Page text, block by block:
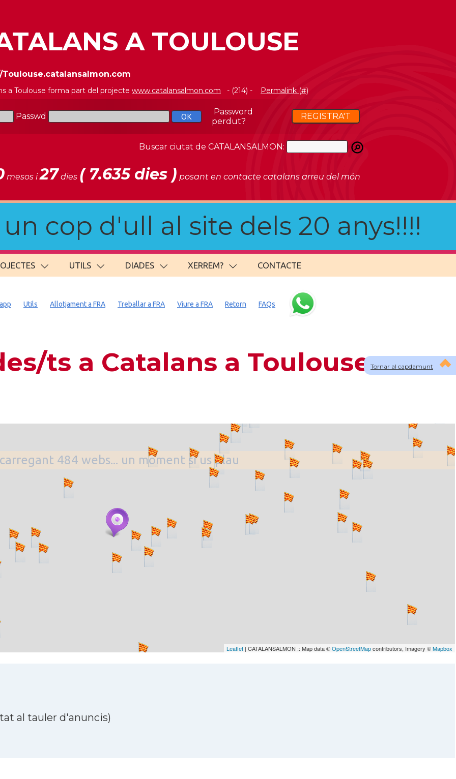
A TOULOUSE
a Toulouse forma part del projecte www.catalansalmon.com - (214) - Permalink (#)
Passwd
Password
perdut?
REGISTRA'T
Buscar ciutat de CATALANSALMON:
mesos i27 dies ( 7.635 dies ) posant en contacte catalans arreu del món
cop d'ull al site dels 20 anys!!!!
UTILS DIADES XERREM? CONTACTE
Tornar al capdamunt
Utils Allotjament a FRA Treballar a FRA Viure a FRA Retorn FAQs
ts a Catalans a Toulouse
484 webs... un moment si us plau
Leaflet | CATALANSALMON :: Map data ©OpenStreetMapcontributors, Imagery ©Mapbox
al tauler d'anuncis)